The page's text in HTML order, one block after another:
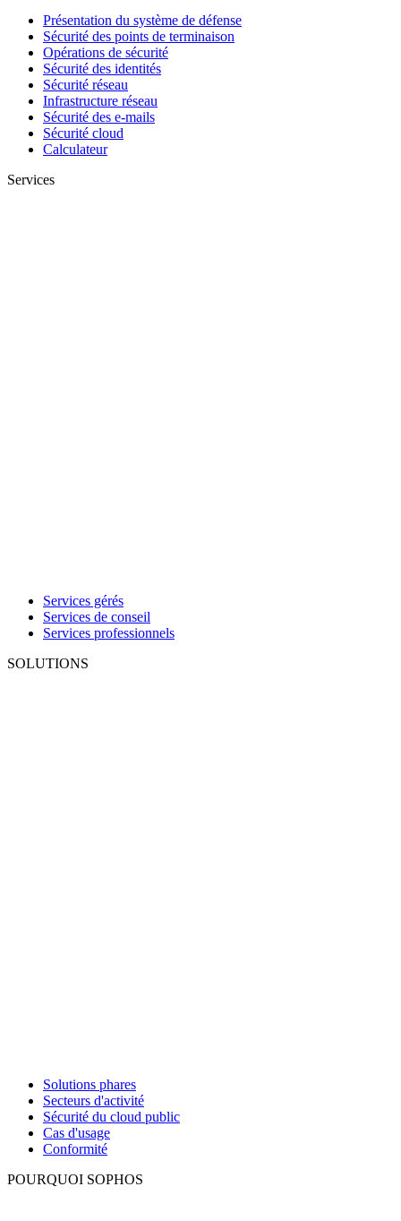
Présentation du système de défense
Sécurité des points de terminaison
Opérations de sécurité
Sécurité des identités
Sécurité réseau
Infrastructure réseau
Sécurité des e-mails
Sécurité cloud
Calculateur
Services
Services gérés
Services de conseil
Services professionnels
SOLUTIONS
Solutions phares
Secteurs d'activité
Sécurité du cloud public
Cas d'usage
Conformité
POURQUOI SOPHOS